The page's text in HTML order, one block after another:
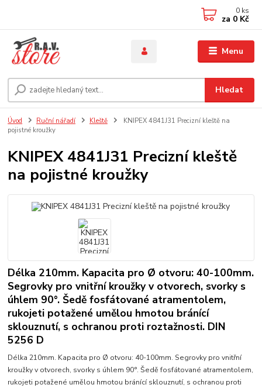
Menu
Hledat
0 ks
za 0 Kč
Úvod Ruční nářadí Kleště
KNIPEX 4841J31 Precizní kleště na
pojistné kroužky
KNIPEX 4841J31 Precizní kleště
na pojistné kroužky
Délka 210mm. Kapacita pro Ø otvoru: 40-100mm.
Segrovky pro vnitřní kroužky v otvorech, svorky s
úhlem 90°. Šedě fosfátované atramentolem,
rukojeti potažené umělou hmotou bránící
sklouznutí, s ochranou proti roztažnosti. DIN
5256 D
Délka 210mm. Kapacita pro Ø otvoru: 40-100mm. Segrovky pro vnitřní
kroužky v otvorech, svorky s úhlem 90°. Šedě fosfátované atramentolem,
rukojeti potažené umělou hmotou bránící sklouznutí, s ochranou proti